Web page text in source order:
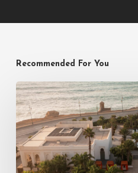
Recommended For You